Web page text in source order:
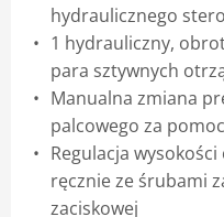
hydraulicznego
1 hydrauliczny,
para sztywnych
Manualna zmiana
palcowego za
Regulacja
ręcznie ze śrubami
zaciskowej